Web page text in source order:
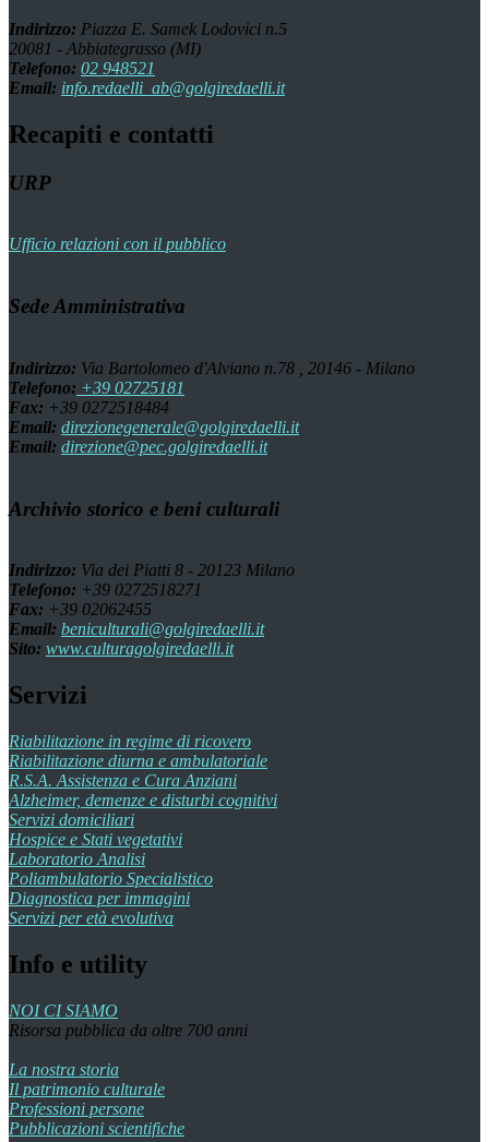
Indirizzo: Piazza E. Samek Lodovici n.5
20081 - Abbiategrasso (MI)
Telefono: 02 948521
Email: info.redaelli_ab@golgiredaelli.it
Recapiti e contatti
URP
Ufficio relazioni con il pubblico
Sede Amministrativa
Indirizzo: Via Bartolomeo d'Alviano n.78 , 20146 - Milano
Telefono: +39 02725181
Fax: +39 0272518484
Email: direzionegenerale@golgiredaelli.it
Email: direzione@pec.golgiredaelli.it
Archivio storico e beni culturali
Indirizzo: Via dei Piatti 8 - 20123 Milano
Telefono: +39 0272518271
Fax: +39 02062455
Email: beniculturali@golgiredaelli.it
Sito: www.culturagolgiredaelli.it
Servizi
Riabilitazione in regime di ricovero
Riabilitazione diurna e ambulatoriale
R.S.A. Assistenza e Cura Anziani
Alzheimer, demenze e disturbi cognitivi
Servizi domiciliari
Hospice e Stati vegetativi
Laboratorio Analisi
Poliambulatorio Specialistico
Diagnostica per immagini
Servizi per età evolutiva
Info e utility
NOI CI SIAMO
Risorsa pubblica da oltre 700 anni
La nostra storia
Il patrimonio culturale
Professioni persone
Pubblicazioni scientifiche